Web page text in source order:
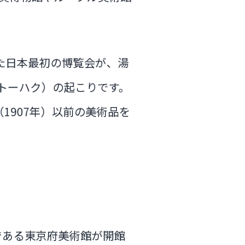
日本最初の博覧会が、湯
ハク）の起こりです。
年）以前の美術品を
る東京府美術館が開館